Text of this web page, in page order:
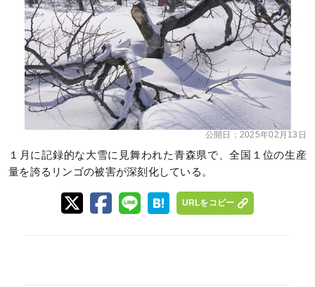
公開日： 2025年02月13日
１月に記録的な大雪に見舞われた青森県で、全国１位の生産
量を誇るリンゴの被害が深刻化している。
URLをコピー